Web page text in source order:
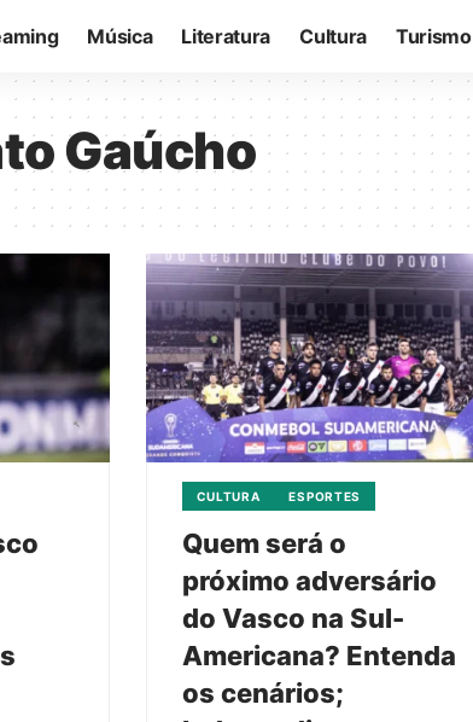
Música Literatura Cultura Turismo
Gaúcho
CULTURA ESPORTES
Quem será o
próximo adversário
do Vasco na Sul-
Americana? Entenda
os cenários;